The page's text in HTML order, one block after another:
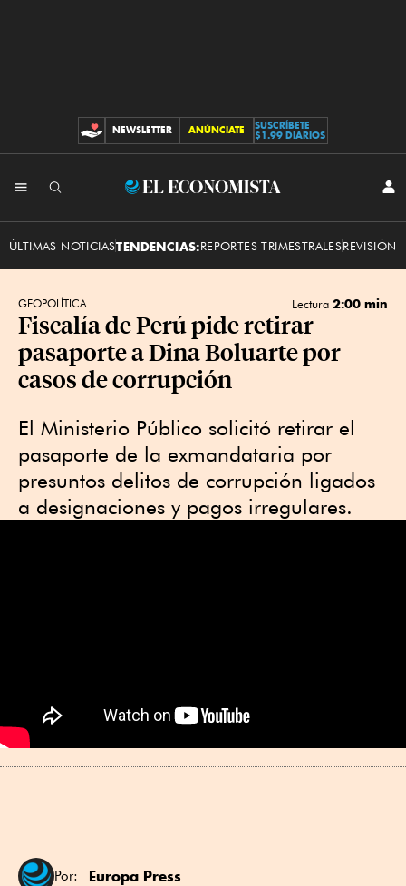
CONTRIBUCIONES
NEWSLETTER ANÚNCIATE
SUSCRÍBETE
$1.99 DIARIOS
El
ÚLTIMAS NOTICIASTENDENCIAS:REPORTES TRIMESTRALESREVISIÓN
GEOPOLÍTICA Lectura 2:00 min
Fiscalía de Perú pide retirar
pasaporte a Dina Boluarte por
casos de corrupción
El Ministerio Público solicitó retirar el
pasaporte de la exmandataria por
presuntos delitos de corrupción ligados
a designaciones y pagos irregulares.
Por: Europa Press